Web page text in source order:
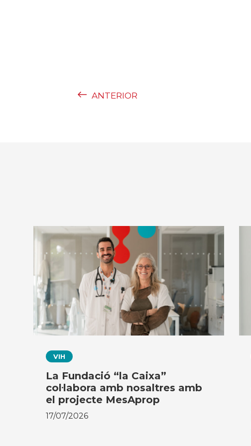
ANTERIOR
VIH
La Fundació “la Caixa”
col·labora amb nosaltres amb
el projecte MesAprop
17/07/2026